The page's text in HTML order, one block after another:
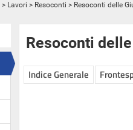
> Lavori > Resoconti > Resoconti delle
Resoconti
Indice Generale